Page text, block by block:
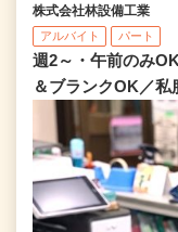
株式会社林設備工業
アルバイト パート
週2～・午前のみ
＆ブランクOK／